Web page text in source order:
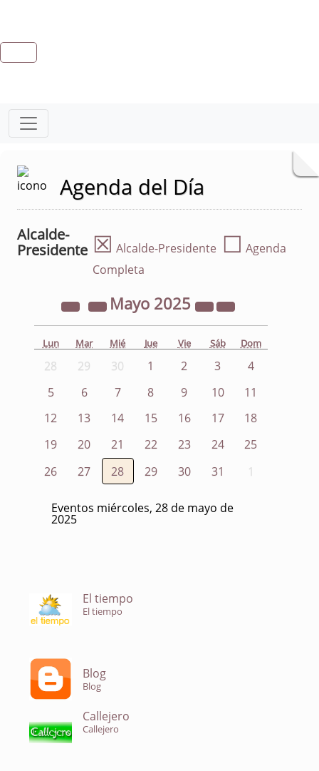
Agenda del Día
Alcalde-
Presidente ☒ Alcalde-Presidente ☐ Agenda
Completa
Mayo 2025
Lun Mar Mié Jue Vie Sáb Dom
28 29 30 1 2 3
4
5
6 7 8 9 10
11
12
13 14 15 16 17
18
19
20 21 22 23 24
25
26
27 28 29 30 31 1
Eventos miércoles, 28 de mayo de
2025
El tiempo
El tiempo
Blog
Blog
Callejero
Callejero